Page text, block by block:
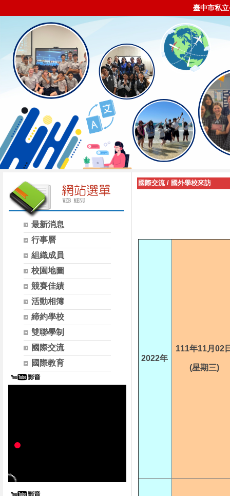
臺中市私
最新消息
行事曆
組織成員
校園地圖
競賽佳績
活動相簿
締約學校
雙聯學制
國際交流
國際教育
國際交流/ 國外學校來訪
2022年
111年11月02
(星期三)